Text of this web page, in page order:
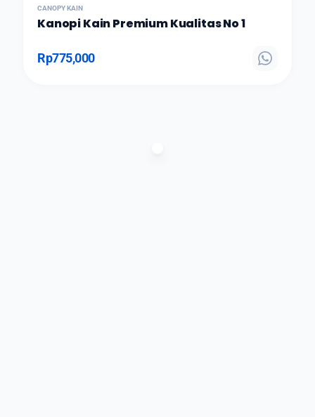
CANOPY KAIN
Kanopi Kain Premium Kualitas No 1
Rp775,000